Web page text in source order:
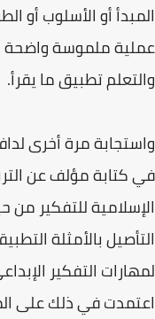
المبدأ أو الأسلوب أو
عملية ملموسة
والتعلم تطبيق ما يقرأ.
واستجابة مرة أخرى
في كتابة مؤلف عن
الإسلامية للتفكير
التأصيل بالأمثلة
لمهارات التفكير
اعتمدت في ذلك على